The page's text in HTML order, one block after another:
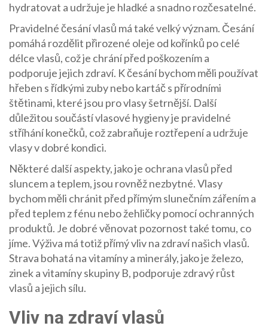
hydratovat a udržuje je hladké a snadno rozčesatelné.
Pravidelné česání vlasů má také velký význam. Česání
pomáhá rozdělit přirozené oleje od kořínků po celé
délce vlasů, což je chrání před poškozením a
podporuje jejich zdraví. K česání bychom měli používat
hřeben s řídkými zuby nebo kartáč s přírodními
štětinami, které jsou pro vlasy šetrnější. Další
důležitou součástí vlasové hygieny je pravidelné
stříhání konečků, což zabraňuje roztřepení a udržuje
vlasy v dobré kondici.
Některé další aspekty, jako je ochrana vlasů před
sluncem a teplem, jsou rovněž nezbytné. Vlasy
bychom měli chránit před přímým slunečním zářením a
před teplem z fénu nebo žehličky pomocí ochranných
produktů. Je dobré věnovat pozornost také tomu, co
jíme. Výživa má totiž přímý vliv na zdraví našich vlasů.
Strava bohatá na vitamíny a minerály, jako je železo,
zinek a vitamíny skupiny B, podporuje zdravý růst
vlasů a jejich sílu.
Vliv na zdraví vlasů